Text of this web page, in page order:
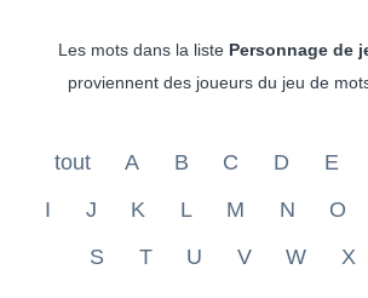
Les mots dans la liste Personnage de
proviennent des joueurs du jeu de
tout A B C D E
I
J K L M N O
S
T U V W X